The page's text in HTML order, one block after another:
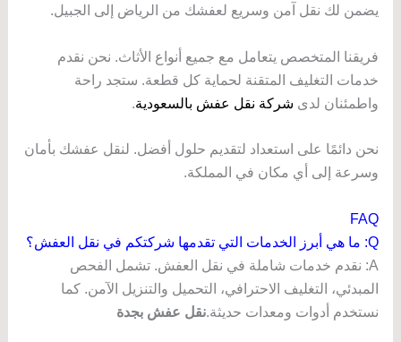
يضمن لك نقل آمن وسريع لعفشك من الرياض إلى الجبيل.
فريقنا المتخصص يتعامل مع جميع أنواع الأثاث. نحن نقدم
خدمات التغليف المتقنة لحماية كل قطعة. ستجد راحة
واطمئنان لدى شركة نقل عفش بالسعودية.
نحن دائمًا على استعداد لتقديم حلول أفضل. لنقل عفشك بأمان
وسرعة إلى أي مكان في المملكة.
FAQ
Q: ما هي أبرز الخدمات التي تقدمها شركتكم في نقل العفش؟
A: نقدم خدمات شاملة في نقل العفش. تشمل الفحص
المبدئي، التغليف الاحترافي، التحميل والتنزيل الآمن. كما
نستخدم أدوات ومعدات حديثة.نقل عفش بجدة